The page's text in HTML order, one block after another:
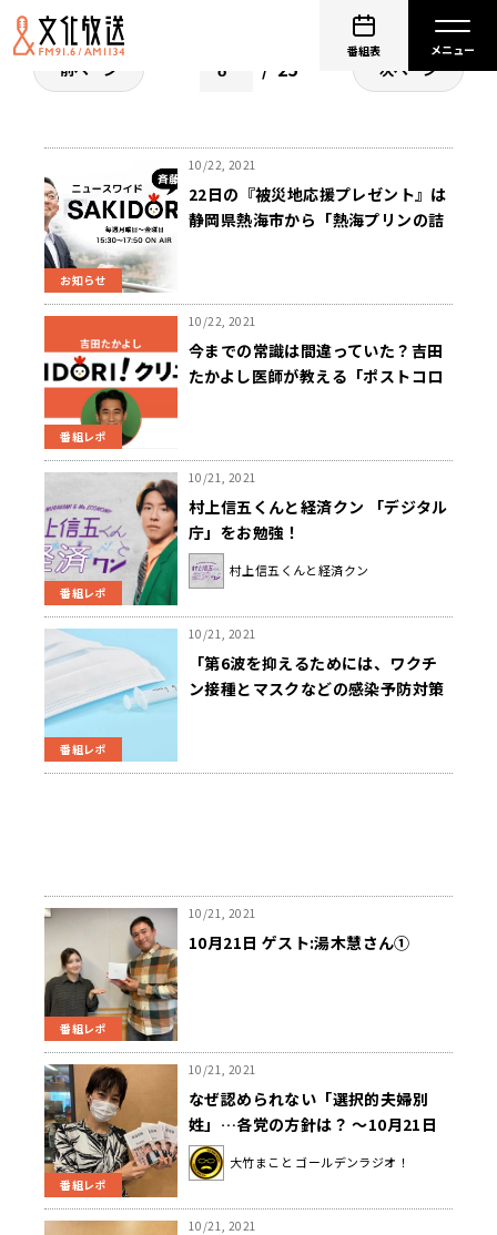
番組表
前ページ 25 次ページ
お知らせ
10/22, 2021
22日の『被災地応援プレゼント』は
静岡県熱海市から「熱海プリンの詰
番組レポ
10/22, 2021
今までの常識は間違っていた？吉田
たかよし医師が教える「ポストコロ
番組レポ
10/21, 2021
村上信五くんと経済クン 「デジタル
庁」をお勉強！
村上信五くんと経済クン
番組レポ
10/21, 2021
「第6波を抑えるためには、ワクチ
ン接種とマスクなどの感染予防対策
番組レポ
10/21, 2021
10月21日 ゲスト:湯木慧さん①
番組レポ
10/21, 2021
なぜ認められない「選択的夫婦別
姓」…各党の方針は？ 〜10月21日
「大竹まこと ゴールデンラジオ」
大竹まこと ゴールデンラジオ！
10/21, 2021